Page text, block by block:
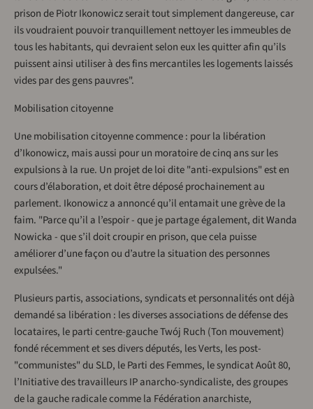
prison de Piotr Ikonowicz serait tout simplement dangereuse, car
ils voudraient pouvoir tranquillement nettoyer les immeubles de
tous les habitants, qui devraient selon eux les quitter afin qu’ils
puissent ainsi utiliser à des fins mercantiles les logements laissés
vides par des gens pauvres".
Mobilisation citoyenne
Une mobilisation citoyenne commence : pour la libération
d’Ikonowicz, mais aussi pour un moratoire de cinq ans sur les
expulsions à la rue. Un projet de loi dite "anti-expulsions" est en
cours d’élaboration, et doit être déposé prochainement au
parlement. Ikonowicz a annoncé qu’il entamait une grève de la
faim. "Parce qu’il a l’espoir - que je partage également, dit Wanda
Nowicka - que s’il doit croupir en prison, que cela puisse
améliorer d’une façon ou d’autre la situation des personnes
expulsées."
Plusieurs partis, associations, syndicats et personnalités ont déjà
demandé sa libération : les diverses associations de défense des
locataires, le parti centre-gauche Twój Ruch (Ton mouvement)
fondé récemment et ses divers députés, les Verts, les post-
"communistes" du SLD, le Parti des Femmes, le syndicat Août 80,
l’Initiative des travailleurs IP anarcho-syndicaliste, des groupes
de la gauche radicale comme la Fédération anarchiste,